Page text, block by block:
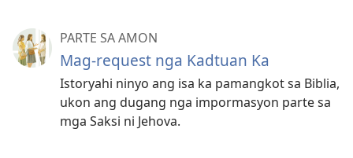
PARTE SA AMON
Mag-request nga Kadtuan Ka
Istoryahi ninyo ang isa ka pamangkot sa Biblia,
ukon ang dugang nga impormasyon parte sa
mga Saksi ni Jehova.